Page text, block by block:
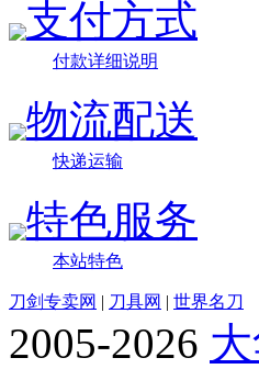
支付方式
付款详细说明
物流配送
快递运输
特色服务
本站特色
刀剑专卖网 | 刀具网 | 世界名刀
2005-2026